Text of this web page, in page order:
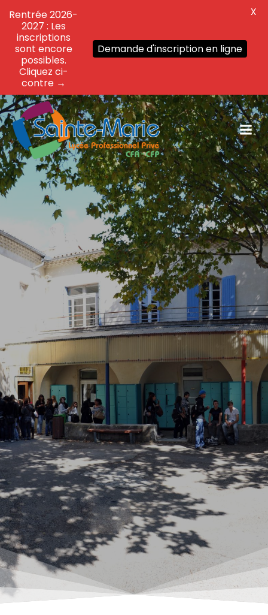
Aller
au
contenu
Rentrée 2026-
2027 : Les
inscriptions
sont encore
possibles.
Cliquez ci-
contre →
Demande d'inscription en ligne
X